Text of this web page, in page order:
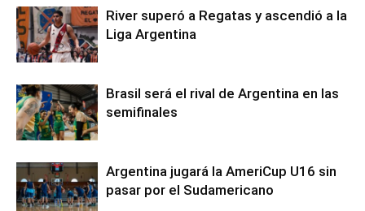
River superó a Regatas y ascendió a la
Liga Argentina
Brasil será el rival de Argentina en las
semifinales
Argentina jugará la AmeriCup U16 sin
pasar por el Sudamericano